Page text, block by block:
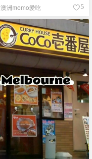
澳洲momo爱吃 5